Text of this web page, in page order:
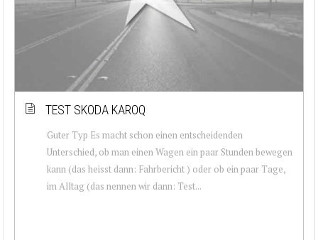
TEST SKODA KAROQ
Guter Typ Es macht schon einen entscheidenden
Unterschied, ob man einen Wagen ein paar Stunden bewegen
kann (das heisst dann: Fahrbericht ) oder ob ein paar Tage,
im Alltag (das nennen wir dann: Test...